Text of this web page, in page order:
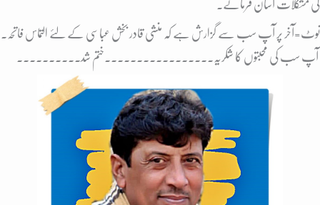
کی مشکلات آسان فرمائے۔
نوٹ=آخر پر آپ سب سے گزارش ہے کہ منشی قادر بخش عباسی کے لئے التماس فاتحہ۔
آپ سب کی محبتوں کا شکریہ۔۔